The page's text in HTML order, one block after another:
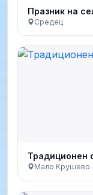
Празник на
Средец
Традиционен
Мало Крушево